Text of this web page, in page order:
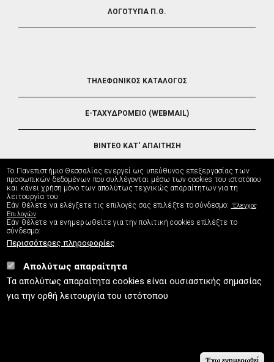
ΛΟΓΟΤΥΠΑ Π.Θ.
ΤΗΛΕΦΩΝΙΚΟΣ ΚΑΤΑΛΟΓΟΣ
E-ΤΑΧΥΔΡΟΜΕΙΟ (WEBMAIL)
ΒΙΝΤΕΟ ΚΑΤ' ΑΠΑΙΤΗΣΗ
ΤΗΛΕΥΠΟΣΤΗΡΙΞΗ
ΔΙΕΥΘΥΝΣΗ ΜΗΧΑΝΟΡΓΑΝΩΣΗΣ
UTH.GR © 2026
(Επικοινωνία) Πολιτική Cookies
⚪
Πολιτική Απορρήτου⚪Δήλωση Προσβασιμότητας
Το Πανεπιστήμιο Θεσσαλίας ενεργεί ως υπεύθυνος επεξεργασίας των
προσωπικών δεδομένων που συλλέγονται μέσω των cookies του ιστοτόπου
και κάνει χρήση μόνο των απολύτως τεχνικώς απαραίτητων για τη
λειτουργία του.
Εάν θέλετε να ελέγξετε τις επιλογές σας επιλέξτε το σύνδεσμο: 'Ελεγχος
Επιλογών
Εάν θέλετε να ενημερωθείτε για την πολιτική cookies επίλέξτε το
σύνδεσμο:
Περισσότερες πληροφορίες
Απολύτως απαραίτητα
Τα απολύτως απαραίτητα cookies είναι ουσιαστικής σημασίας
για την ορθή λειτουργία του ιστότοπου
Έχω ενημερωθεί